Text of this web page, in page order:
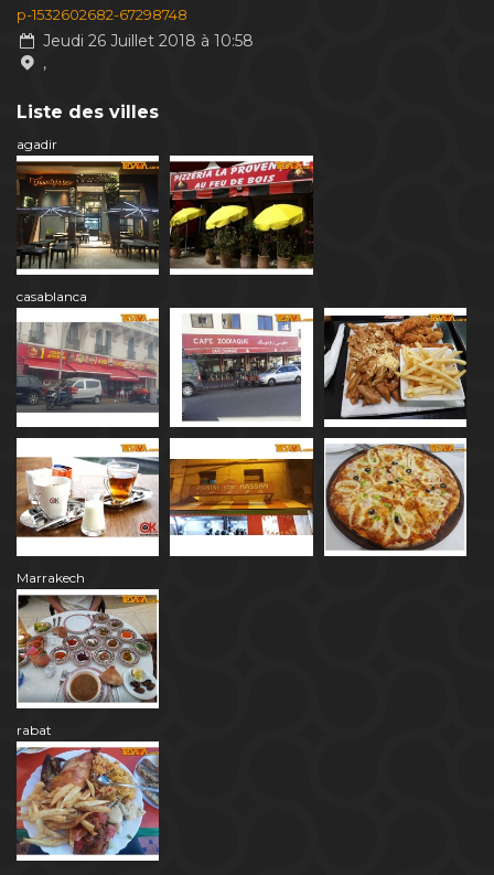
p-1532602682-67298748
Jeudi 26 Juillet 2018 à 10:58
,
Liste des villes
agadir
casablanca
Marrakech
rabat